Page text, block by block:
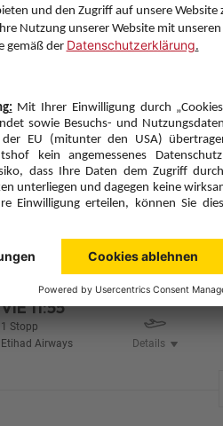
Zimmer 1 (2 Erwachsene)
Zimmerpreis ab € 3.495,-
Garden Villa (VG1)
Frühstück (F)
So., 20.9.26
VIE11:55
1 Stopp
Etihad Airways
Details